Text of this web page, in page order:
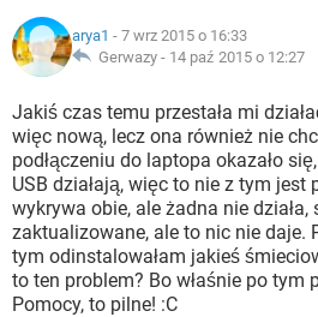
WINDOWS 10
INSTAGRAM
WINDOWS 10
GRY
IOS
INSTAGRAM
WINDOWS 10
COVID-19
GRY
SPOTIFY
INSTAGRAM
WINDOWS 10
ARTYKUŁY
COVID-19
GRY
SPOTIFY
INSTAGRAM
WINDOWS 10
arya1 - 7 wrz 2015 o 16:33
Gerwazy - 14 paź 2015 o 12:27
Jakiś czas temu przestała mi
więc nową, lecz ona również nie
podłączeniu do laptopa okazało
USB działają, więc to nie z tym jest
wykrywa obie, ale żadna nie
zaktualizowane, ale to nic nie daje.
tym odinstalowałam jakieś
to ten problem? Bo właśnie po tym
Pomocy, to pilne! :C